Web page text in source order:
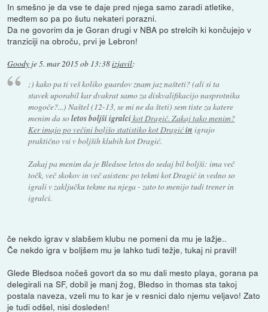
In smešno je da vse te daje pred njega samo zaradi atletike,
medtem so pa po šutu nekateri porazni.
Da ne govorim da je Goran drugi v NBA po strelcih ki končujejo v
tranziciji na obroču, prvi je Lebron!
Goody je5. mar 2015 ob 13:38izjavil:
;) kako pa ti veš koliko guardov znam jaz našteti? (ali si ta
stavek uporabil kar dvakrat samo za diskvalifikacijo nasprotnika
mogoče?...) Naštel (12-13, se mi ne da šteti) sem tiste za katere
menim da soletos boljši igralcikot Dragić. Zakaj tako menim?
Ker imajo po večini boljšo statistiko kot Dragićin igrajo
praktično vsi v boljših klubih kot Dragić.
Zakaj pa menim da je Bledsoe letos do sedaj bil boljši: ima več
točk, več skokov in več asistenc po tekmi kot Dragić in vedno so
igrali v zaključku tekme na njega - zato to menijo tudi trener in
igralci.
če nekdo igrav v slabšem klubu ne pomeni da mu je lažje..
Če nekdo igra v boljšem mu je lahko tudi težje, tukaj ni pravil!
Glede Bledsoa nočeš govort da so mu dali mesto playa, gorana pa
delegirali na SF, dobil je manj žog, Bledso in thomas sta takoj
postala naveza, vzeli mu to kar je v resnici dalo njemu veljavo! Zato
je tudi odšel, nisi dosleden!